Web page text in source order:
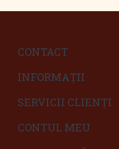
CONTACT
INFORMAŢII
SERVICII CLIENŢI
CONTUL MEU